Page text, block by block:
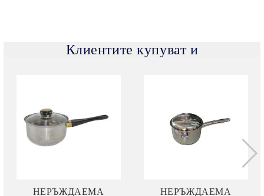
Клиентите купуват и
НЕРЪЖДАЕМА
НЕРЪЖДАЕМА